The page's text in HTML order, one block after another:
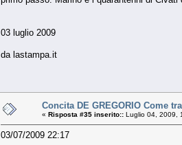
03 luglio 2009
da lastampa.it
Concita DE GREGORIO Come
« Risposta #35 inserito:: Luglio 04, 2009,
03/07/2009 22:17